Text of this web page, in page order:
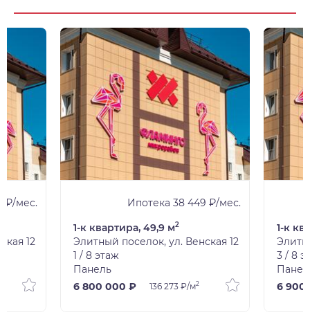
₽/мес.
12
Ипотека 38 449 ₽/мес.
1-к квартира, 49,9 м2
Элитный поселок, ул. Венская 12
1 / 8 этаж
Панель
6 800 000 ₽
136 273 ₽/м2
1-к
3 / 8
6 900